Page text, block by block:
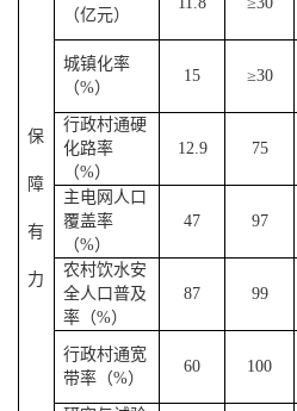
保
障
有
力
（亿元）
城镇化率
（%）
15 ≥30
行政村通硬
化路率
（%）
12.9 75
主电网人口
覆盖率
（%）
47 97
农村饮水安
全人口普及
率（%）
87 99
行政村通宽
带率（%）
60 100